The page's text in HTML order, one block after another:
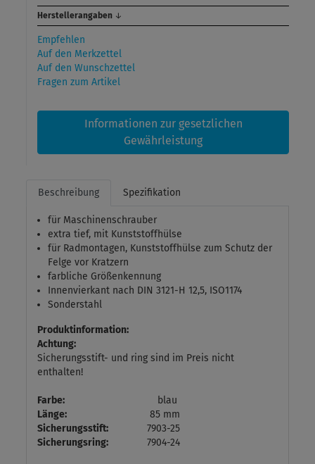
Herstellerangaben ↓
Empfehlen
Auf den Merkzettel
Auf den Wunschzettel
Fragen zum Artikel
Informationen zur gesetzlichen
Gewährleistung
Beschreibung Spezifikation
für Maschinenschrauber
extra tief, mit Kunststoffhülse
für Radmontagen, Kunststoffhülse zum Schutz der
Felge vor Kratzern
farbliche Größenkennung
Innenvierkant nach DIN 3121-H 12,5, ISO1174
Sonderstahl
Produktinformation:
Achtung:
Sicherungsstift- und ring sind im Preis nicht
enthalten!
Farbe:
blau
Länge:
85 mm
Sicherungsstift:
7903-25
Sicherungsring:
7904-24